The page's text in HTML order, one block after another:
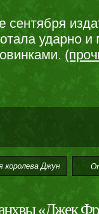
ударно и
королева Джун
«Джек